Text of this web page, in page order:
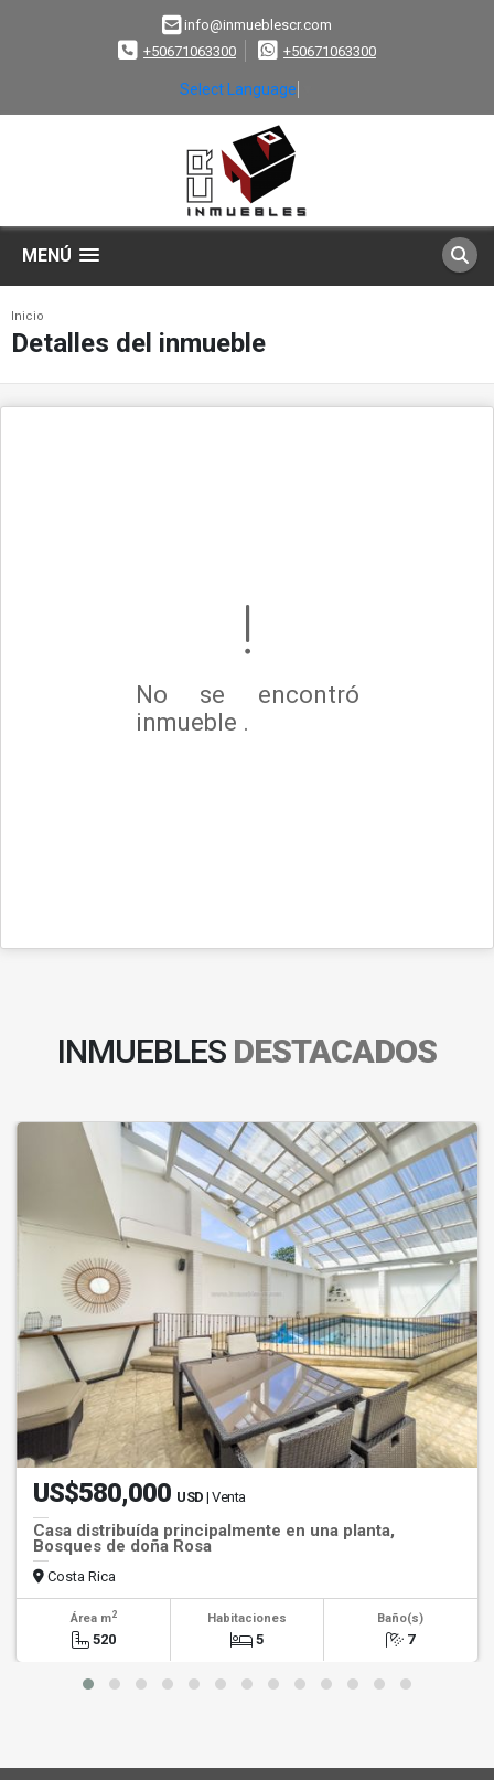
info@inmueblescr.com
+50671063300
+50671063300
Select Language
MENÚ
Inicio
Detalles del inmueble
No se encontró
inmueble .
INMUEBLES DESTACADOS
US$580,000 USD | Venta
Casa distribuída principalmente en una planta,
Bosques de doña Rosa
Costa Rica
Área m2
520
Habitaciones
5
Baño(s)
7